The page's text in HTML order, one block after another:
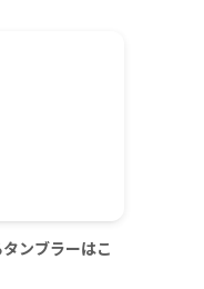
ンブラーはこ